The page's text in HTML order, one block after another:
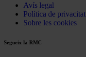
Avís legal
Política de privacitat
Sobre les cookies
Segueix la RMC